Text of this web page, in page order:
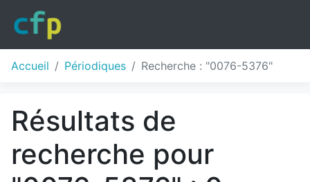
Accueil Périodiques Recherche : "0076-5376"
Résultats de
recherche pour